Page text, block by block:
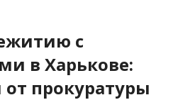
с
в Харькове:
прокуратуры